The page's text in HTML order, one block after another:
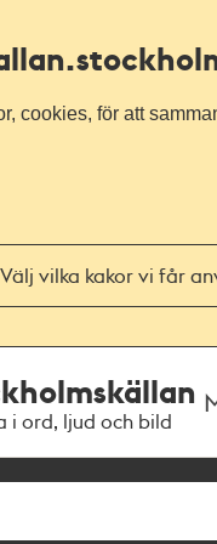
cookies, för att
Välj vilka kakor vi får
i ord, ljud och bild